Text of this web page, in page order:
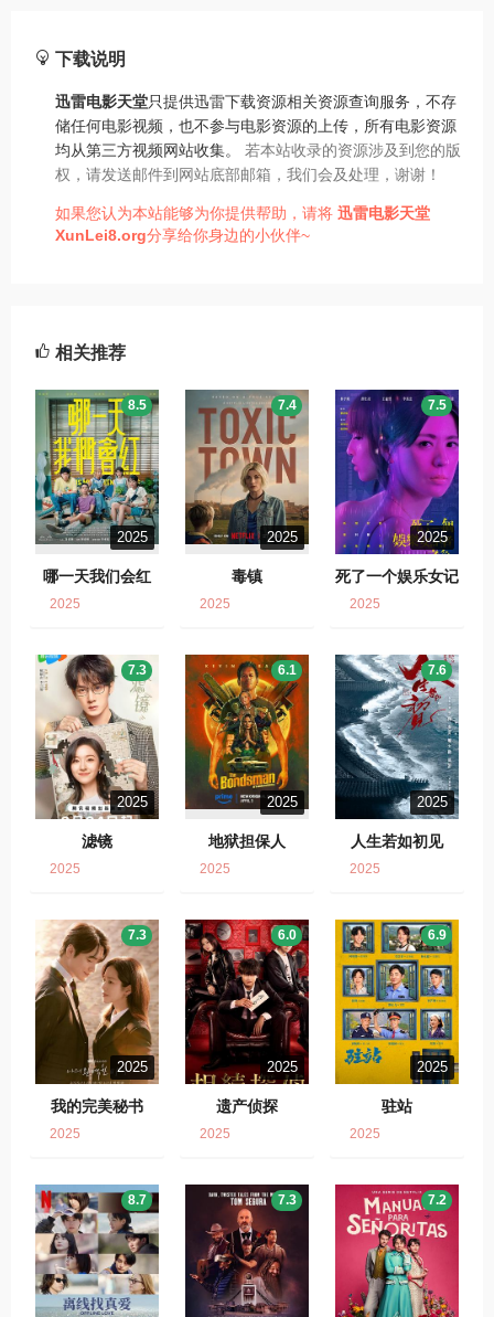
下载说明
迅雷电影天堂只提供迅雷下载资源相关资源查询服务，不存
储任何电影视频，也不参与电影资源的上传，所有电影资源
均从第三方视频网站收集。 若本站收录的资源涉及到您的版
权，请发送邮件到网站底部邮箱，我们会及处理，谢谢！
如果您认为本站能够为你提供帮助，请将 迅雷电影天堂
XunLei8.org分享给你身边的小伙伴~
相关推荐
2025
哪一天我们会红
8.5
2025
2025
毒镇
7.4
2025
2025
死了一个娱乐女记
者之后
7.5
2025
2025
滤镜
7.3
2025
2025
地狱担保人
6.1
2025
2025
人生若如初见
7.6
2025
2025
我的完美秘书
7.3
2025
2025
遗产侦探
6.0
2025
2025
驻站
6.9
2025
8.7 7.3 7.2